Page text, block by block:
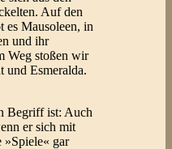
Auf den
es Mausoleen, in
und ihr
Weg stoßen wir
und Esmeralda.
Begriff ist: Auch
er sich mit
»Spiele« gar